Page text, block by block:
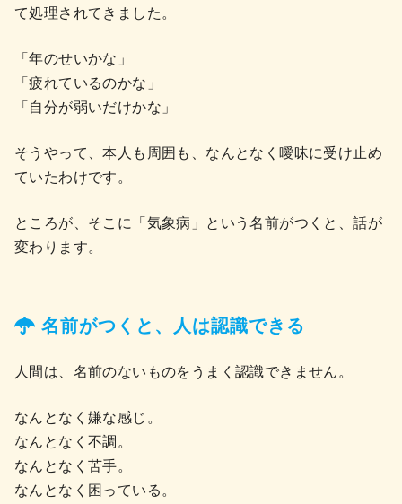
て処理されてきました。
「年のせいかな」
「疲れているのかな」
「自分が弱いだけかな」
そうやって、本人も周囲も、なんとなく曖昧に受け止め
ていたわけです。
ところが、そこに「気象病」という名前がつくと、話が
変わります。
名前がつくと、人は認識できる
人間は、名前のないものをうまく認識できません。
なんとなく嫌な感じ。
なんとなく不調。
なんとなく苦手。
なんとなく困っている。